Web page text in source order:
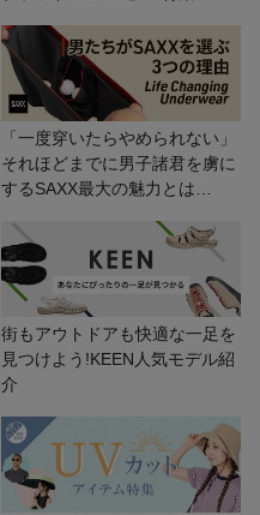
「一度穿いたらやめられない」
それほどまでに男子諸君を虜に
するSAXX最大の魅力とは…
街もアウトドアも快適な一足を
見つけよう!KEEN人気モデル紹
介